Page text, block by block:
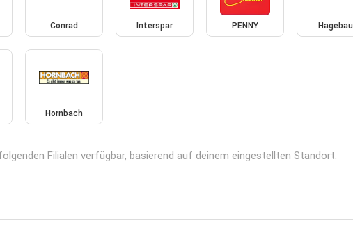
Conrad Interspar PENNY Hagebau
Hornbach
Filialen verfügbar, basierend auf deinem eingestellten Standort: